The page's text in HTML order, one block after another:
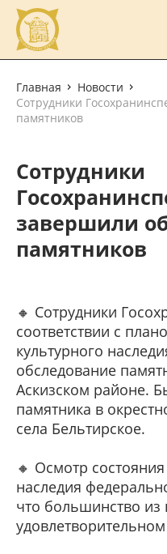
Главная
Новости
Сотрудники
памятников
Сотрудники
завершили
памятников
🔸 Сотрудники
соответствии с
культурного
обследование
Аскизском районе.
памятника в
села Бельтирское.
🔸 Осмотр
наследия
что большинство из